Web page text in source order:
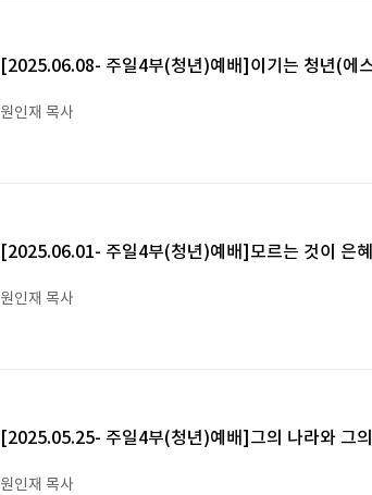
[2025.06.08- 주일4부(청년)예배]이기는 청년(에
원인재 목사
[2025.06.01- 주일4부(청년)예배]모르는 것이 은
원인재 목사
[2025.05.25- 주일4부(청년)예배]그의 나라와 그
원인재 목사